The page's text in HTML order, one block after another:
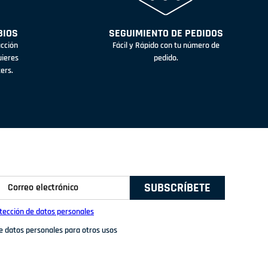
SEGUIMIENTO DE PEDIDOS
Fácil y Rápido con tu número de
pedido.
SUBSCRÍBETE
de datos personales
personales para otros usos